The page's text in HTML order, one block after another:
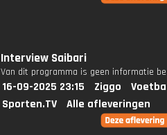
Interview Saibari
Van dit programma is geen informatie
16-09-2025 23:15 Ziggo
Sporten.TV
Alle afleveringen